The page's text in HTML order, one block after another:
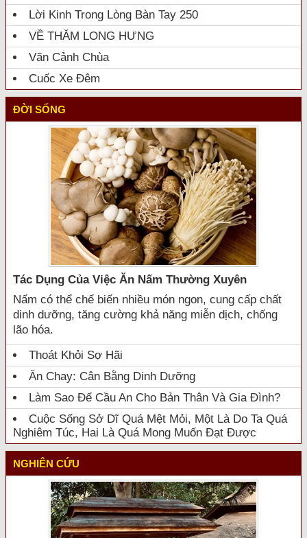
Lời Kinh Trong Lòng Bàn Tay 250
VỀ THĂM LONG HƯNG
Vãn Cảnh Chùa
Cuốc Xe Đêm
ĐỜI SỐNG
Tác Dụng Của Việc Ăn Nấm Thường Xuyên
Nấm có thể chế biến nhiều món ngon, cung cấp chất
dinh dưỡng, tăng cường khả năng miễn dịch, chống
lão hóa.
Thoát Khỏi Sợ Hãi
Ăn Chay: Cân Bằng Dinh Dưỡng
Làm Sao Để Cầu An Cho Bản Thân Và Gia Đình?
Cuộc Sống Sở Dĩ Quá Mệt Mỏi, Một Là Do Ta Quá
Nghiêm Túc, Hai Là Quá Mong Muốn Đạt Được
NGHIÊN CỨU